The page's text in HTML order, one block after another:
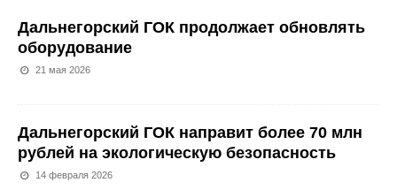
Дальнегорский ГОК продолжает обновлять
оборудование
21 мая 2026
Дальнегорский ГОК направит более 70 млн
рублей на экологическую безопасность
14 февраля 2026